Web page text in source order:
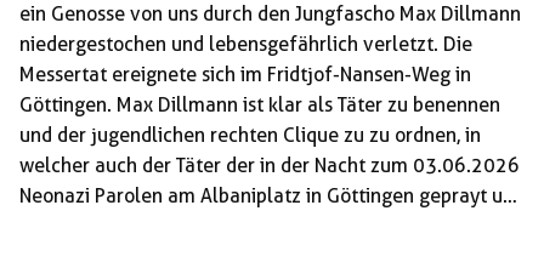
ein Genosse von uns durch den Jungfascho Max Dillmann
niedergestochen und lebensgefährlich verletzt. Die
Messertat ereignete sich im Fridtjof-Nansen-Weg in
Göttingen. Max Dillmann ist klar als Täter zu benennen
und der jugendlichen rechten Clique zu zu ordnen, in
welcher auch der Täter der in der Nacht zum 03.06.2026
Neonazi Parolen am Albaniplatz in Göttingen geprayt und